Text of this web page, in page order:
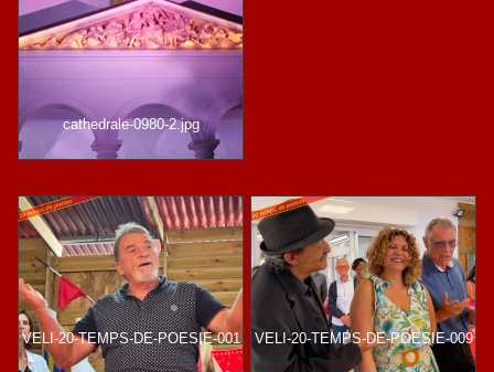
cathedrale-0980-2.jpg
VELI-20-TEMPS-DE-POESIE-001 VELI-20-TEMPS-DE-POESIE-009